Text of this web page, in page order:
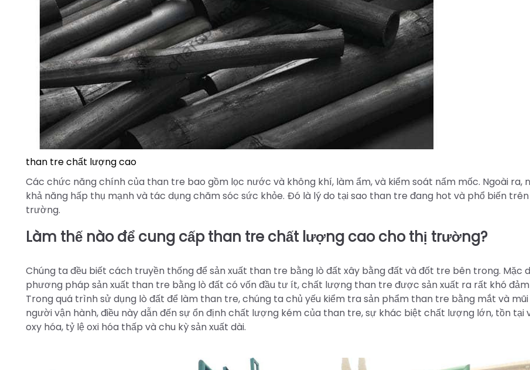
than tre chất lượng cao
Các chức năng chính của than tre bao gồm lọc nước và không khí, làm ẩm, và kiểm soát nấm mốc. Ngoài ra,
khả năng hấp thụ mạnh và tác dụng chăm sóc sức khỏe. Đó là lý do tại sao than tre đang hot và phổ biến
trường.
Làm thế nào để cung cấp than tre chất lượng cao cho thị trường?
Chúng ta đều biết cách truyền thống để sản xuất than tre bằng lò đất xây bằng đất và đốt tre bên trong. Mặc
phương pháp sản xuất than tre bằng lò đất có vốn đầu tư ít, chất lượng than tre được sản xuất ra rất khó đảm
Trong quá trình sử dụng lò đất để làm than tre, chúng ta chủ yếu kiểm tra sản phẩm than tre bằng mắt và
người vận hành, điều này dẫn đến sự ổn định chất lượng kém của than tre, sự khác biệt chất lượng lớn, tồn tại
oxy hóa, tỷ lệ oxi hóa thấp và chu kỳ sản xuất dài.